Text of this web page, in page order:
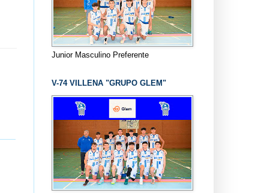
Junior Masculino Preferente
V-74 VILLENA "GRUPO GLEM"